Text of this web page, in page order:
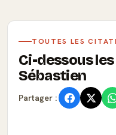
TOUTES LES
Ci-dessous
Sébastien
Partager :